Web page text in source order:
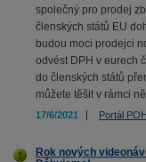
společný pro prodej
členských států EU
budou moci prodejci
odvést DPH v eurech
do členských států
můžete těšit v rámci
17/6/2021 Portál
Rok nových